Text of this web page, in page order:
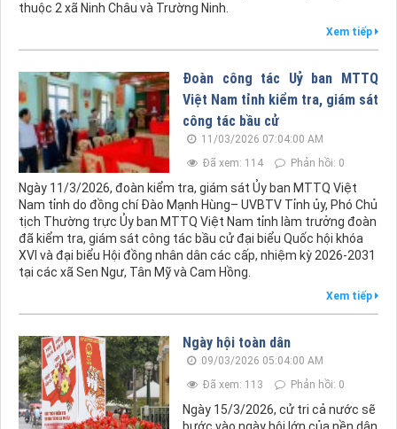
thuộc 2 xã Ninh Châu và Trường Ninh.
Xem tiếp
Đoàn công tác Uỷ ban MTTQ
Việt Nam tỉnh kiểm tra, giám sát
công tác bầu cử
11/03/2026 07:04:00 AM
Đã xem: 114
Phản hồi: 0
Ngày 11/3/2026, đoàn kiểm tra, giám sát Ủy ban MTTQ Việt
Nam tỉnh do đồng chí Đào Mạnh Hùng– UVBTV Tỉnh ủy, Phó Chủ
tịch Thường trực Ủy ban MTTQ Việt Nam tỉnh làm trưởng đoàn
đã kiểm tra, giám sát công tác bầu cử đại biểu Quốc hội khóa
XVI và đại biểu Hội đồng nhân dân các cấp, nhiệm kỳ 2026-2031
tại các xã Sen Ngư, Tân Mỹ và Cam Hồng.
Xem tiếp
Ngày hội toàn dân
09/03/2026 05:04:00 AM
Đã xem: 113
Phản hồi: 0
Ngày 15/3/2026, cử tri cả nước sẽ